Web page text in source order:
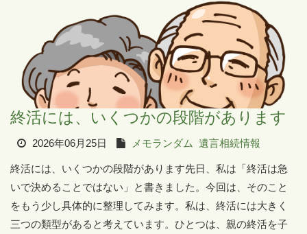
終活には、いくつかの段階があります
2026年06月25日 メモランダム 遺言相続情報
終活には、いくつかの段階があります先日、私は「終活は急
いで決めることではない」と書きました。今回は、そのこと
をもう少し具体的に整理してみます。私は、終活には大きく
三つの類型があると考えています。ひとつは、親の終活を子